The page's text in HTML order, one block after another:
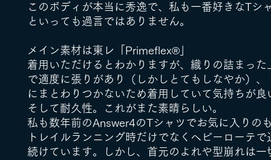
このボディが本当に秀逸で、私も一番好きなTシ
といっても過言ではありません。
メイン素材は東レ「Primeflex®︎」
着用いただけるとわかりますが、織りの詰まった
で適度に張りがあり（しかしとてもしなやか）、
にまとわりつかないため着用していて気持ちが良
そして耐久性。これがまた素晴らしい。
私も数年前のAnswer4のTシャツでお気に入りの
トレイルランニング時だけでなくヘビーローテで
続けています。しかし、首元のよれや型崩れは一